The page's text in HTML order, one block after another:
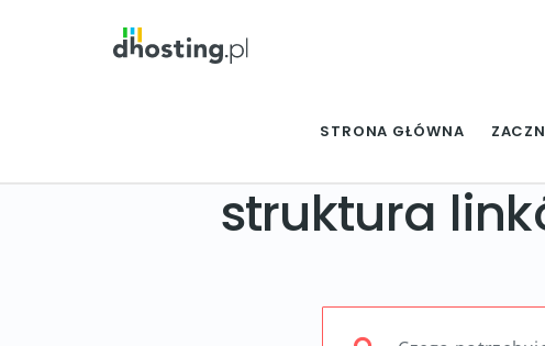
STRONA GŁÓWNA
struktura